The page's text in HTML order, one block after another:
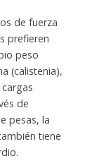
de fuerza
prefieren
peso
(calistenia),
de
pesas, la
tiene